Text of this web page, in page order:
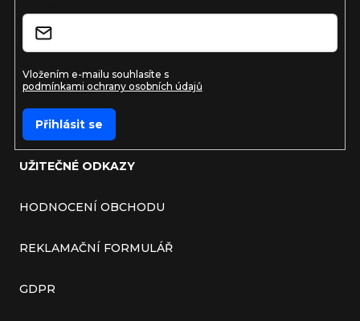
UŽITEČNÉ ODKAZY
HODNOCENÍ OBCHODU
REKLAMAČNÍ FORMULÁŘ
GDPR
Vložením e-mailu souhlasíte s
podmínkami ochrany osobních údajů
Přihlásit se